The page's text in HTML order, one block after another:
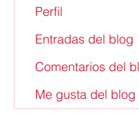
Perfil
Entradas del blog
Comentarios del
Me gusta del blog